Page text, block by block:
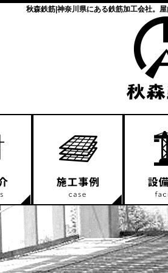
秋森鉄筋|神奈川県にある鉄筋加工会社。